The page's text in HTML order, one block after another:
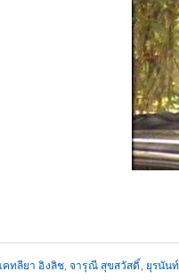
คทลียา อิงลิช,จารุณี สุขสวัสดิ์, ยุรนัน